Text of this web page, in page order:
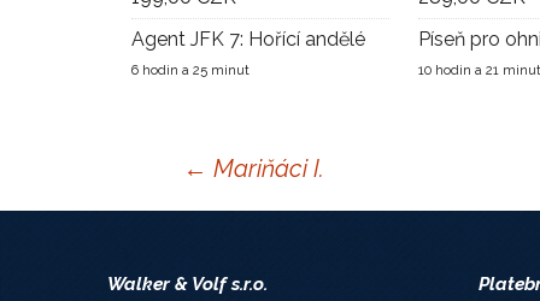
Agent JFK 7: Hořící andělé
6 hodin a 25 minut
Píseň pro
10 hodin a 21 minut
Navigace
← Mariňáci I.
Walker & Volf s.r.o.